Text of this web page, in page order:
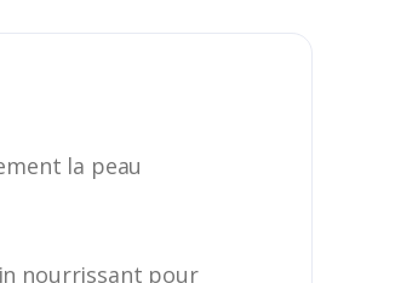
la peau
nourrissant pour